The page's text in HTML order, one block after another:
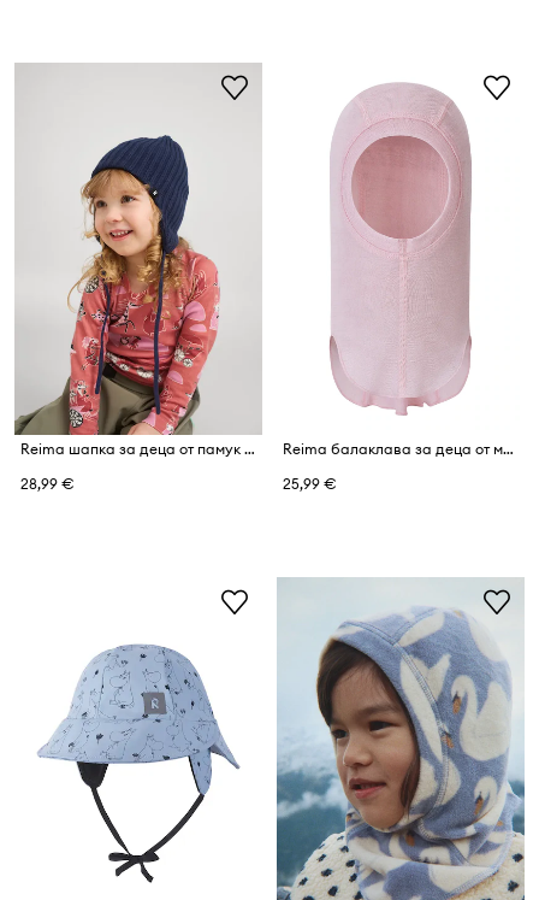
Reima шапка за деца от памук Ylos
28,99 €
Reima балаклава за деца от мериносова вълна Jupiter
25,99 €